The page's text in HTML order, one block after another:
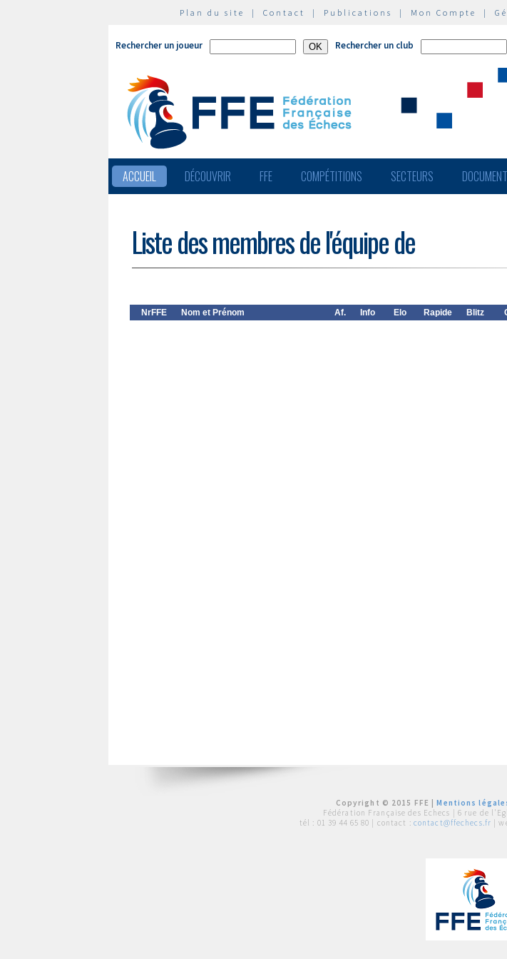
Plan du site | Contact | Publications | Mon Compte |
Rechercher un joueur Rechercher un club
ACCUEIL DÉCOUVRIR FFE COMPÉTITIONS SECTEURS
Liste des membres de l'équipe de
NrFFE Nom et Prénom Af. Info Elo Rapide Blitz
Copyright © 2015 FFE |Mentions
Fédération Française des Echecs | 6 rue de
tél : 01 39 44 65 80 | contact : contact@ffechecs.fr |